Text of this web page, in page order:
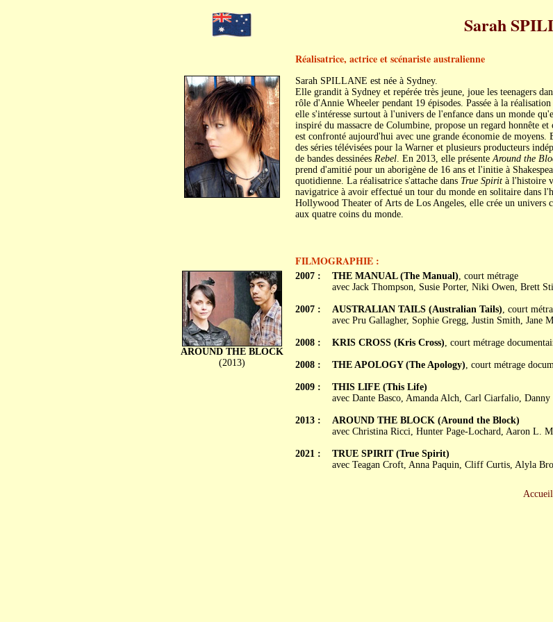
Sarah
Réalisatrice, actrice et scénariste australienne
Sarah SPILLANE est née à Sydney.
Elle grandit à Sydney et repérée très jeune, joue les teenagers
rôle d'Annie Wheeler pendant 19 épisodes. Passée à la
elle s'intéresse surtout à l'univers de l'enfance dans un monde
inspiré du massacre de Columbine, propose un regard honnête
est confronté aujourd'hui avec une grande économie de
des séries télévisées pour la Warner et plusieurs producteurs
de bandes dessinées Rebel. En 2013, elle présenteAround the
prend d'amitié pour un aborigène de 16 ans et l'initie à
quotidienne. La réalisatrice s'attache dans True Spirità l'histoire
navigatrice à avoir effectué un tour du monde en solitaire dans
Hollywood Theater of Arts de Los Angeles, elle crée un univers
aux quatre coins du monde.
FILMOGRAPHIE :
AROUND THE BLOCK
(2013)
2007 :
2007 :
2008 :
2008 :
2009 :
2013 :
2021 :
THE MANUAL (The Manual), court métrage
avec Jack Thompson, Susie Porter, Niki Owen, Brett
AUSTRALIAN TAILS (Australian Tails), court
avec Pru Gallagher, Sophie Gregg, Justin Smith, Jane
KRIS CROSS (Kris Cross), court métrage
THE APOLOGY (The Apology), court métrage
THIS LIFE (This Life)
avec Dante Basco, Amanda Alch, Carl Ciarfalio,
AROUND THE BLOCK (Around the Block)
avec Christina Ricci, Hunter Page-Lochard, Aaron L.
TRUE SPIRIT (True Spirit)
avec Teagan Croft, Anna Paquin, Cliff Curtis, Alyla
Accueil